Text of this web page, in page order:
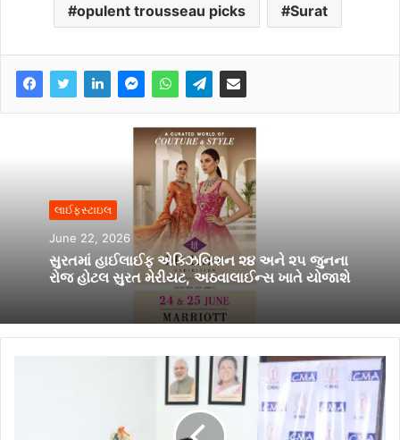
opulent trousseau picks Surat
લાઈફસ્ટાઇલ
June 22, 2026
સુરતમાં હાઈલાઈફ એક્ઝિબિશન ૨૪ અને ૨૫ જુનના
રોજ હોટલ સુરત મેરીયટ, અઠવાલાઈન્સ ખાતે યોજાશે